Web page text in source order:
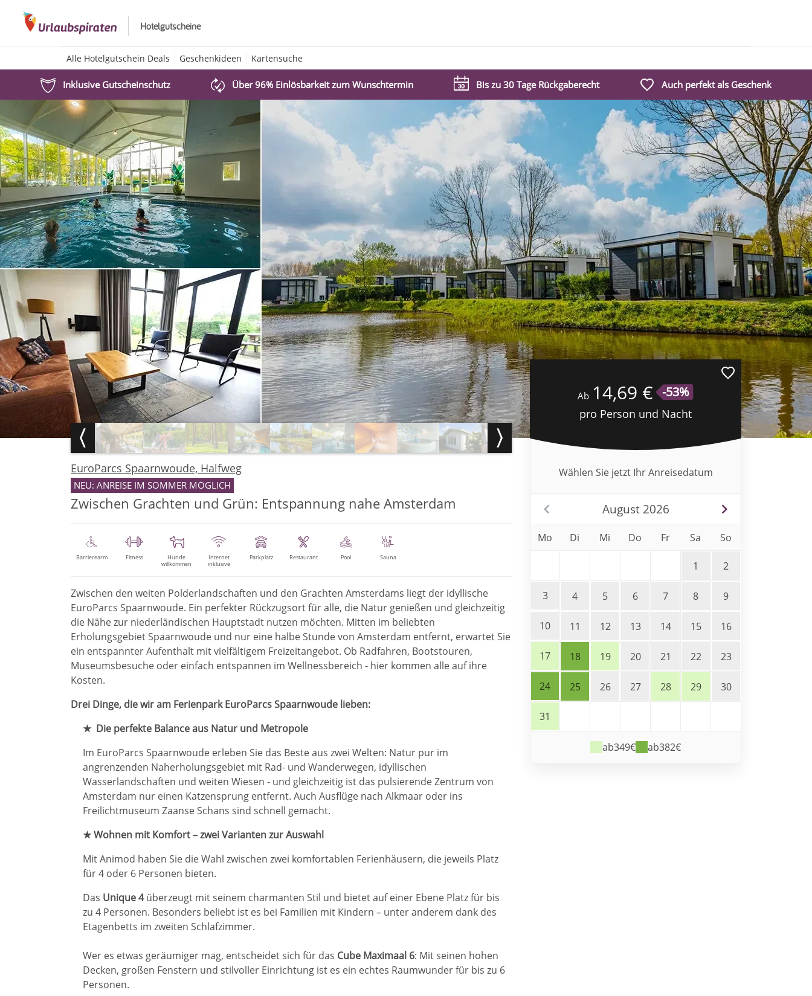
Hotelgutscheine
Alle Hotelgutschein Deals Geschenkideen Kartensuche
Inklusive Gutscheinschutz Über 96% Einlösbarkeit zum Wunschtermin Bis zu 30 Tage Rückgaberecht Auch perfekt als Geschenk
EuroParcs Spaarnwoude, Halfweg
NEU: ANREISE IM SOMMER MÖGLICH
Zwischen Grachten und Grün: Entspannung nahe Amsterdam
Barrierearm Fitness
Hunde
willkommen
Internet
inklusive
Parkplatz Restaurant Pool Sauna
Zwischen den weiten Polderlandschaften und den Grachten Amsterdams liegt der idyllische
EuroParcs Spaarnwoude. Ein perfekter Rückzugsort für alle, die Natur genießen und gleichzeitig
die Nähe zur niederländischen Hauptstadt nutzen möchten. Mitten im beliebten
Erholungsgebiet Spaarnwoude und nur eine halbe Stunde von Amsterdam entfernt, erwartet Sie
ein entspannter Aufenthalt mit vielfältigem Freizeitangebot. Ob Radfahren, Bootstouren,
Museumsbesuche oder einfach entspannen im Wellnessbereich - hier kommen alle auf ihre
Kosten.
Drei Dinge, die wir am Ferienpark EuroParcs Spaarnwoude lieben:
★ Die perfekte Balance aus Natur und Metropole
Im EuroParcs Spaarnwoude erleben Sie das Beste aus zwei Welten: Natur pur im
angrenzenden Naherholungsgebiet mit Rad- und Wanderwegen, idyllischen
Wasserlandschaften und weiten Wiesen - und gleichzeitig ist das pulsierende Zentrum von
Amsterdam nur einen Katzensprung entfernt. Auch Ausflüge nach Alkmaar oder ins
Freilichtmuseum Zaanse Schans sind schnell gemacht.
★ Wohnen mit Komfort – zwei Varianten zur Auswahl
Mit Animod haben Sie die Wahl zwischen zwei komfortablen Ferienhäusern, die jeweils Platz
für 4 oder 6 Personen bieten.
Das Unique 4überzeugt mit seinem charmanten Stil und bietet auf einer Ebene Platz für bis
zu 4 Personen. Besonders beliebt ist es bei Familien mit Kindern – unter anderem dank des
Etagenbetts im zweiten Schlafzimmer.
Wer es etwas geräumiger mag, entscheidet sich für das Cube Maximaal 6: Mit seinen hohen
Decken, großen Fenstern und stilvoller Einrichtung ist es ein echtes Raumwunder für bis zu 6
Personen.
Ab 14,69 € -53%
pro Person und Nacht
Wählen Sie jetzt Ihr Anreisedatum
August 2026
Mo Di Mi Do Fr Sa So
1 2
3 4 5 6 7 8 9
10 11 12 13 14 15 16
17 18 19 20 21 22 23
24 25 26 27 28 29 30
31
ab349€ ab382€